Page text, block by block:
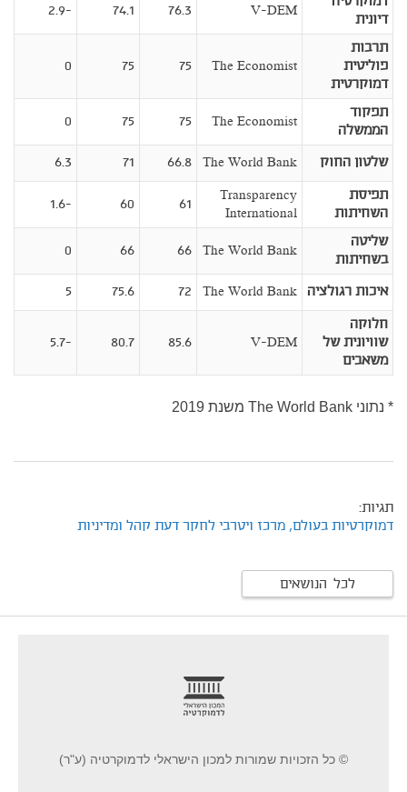
דיונית
V-DEM
76.3
74.1
-2.9
תרבות
פוליטית
דמוקרטית
The Economist
75
75
0
תפקוד
הממשלה
The Economist
75
75
0
שלטון החוק The World Bank
66.8
71
6.3
תפיסת
השחיתות
Transparency
International
61
60
-1.6
שליטה
בשחיתות
The World Bank
66
66
0
איכות רגולציה The World Bank
72
75.6
5
חלוקה
שוויונית של
משאבים
V-DEM
85.6
80.7
-5.7
* נתוני The World Bank משנת 2019
תגיות:
דמוקרטיות בעולם, מרכז ויטרבי לחקר דעת קהל ומדיניות
לכל הנושאים
© כל הזכויות שמורות למכון הישראלי לדמוקרטיה (ע"ר)